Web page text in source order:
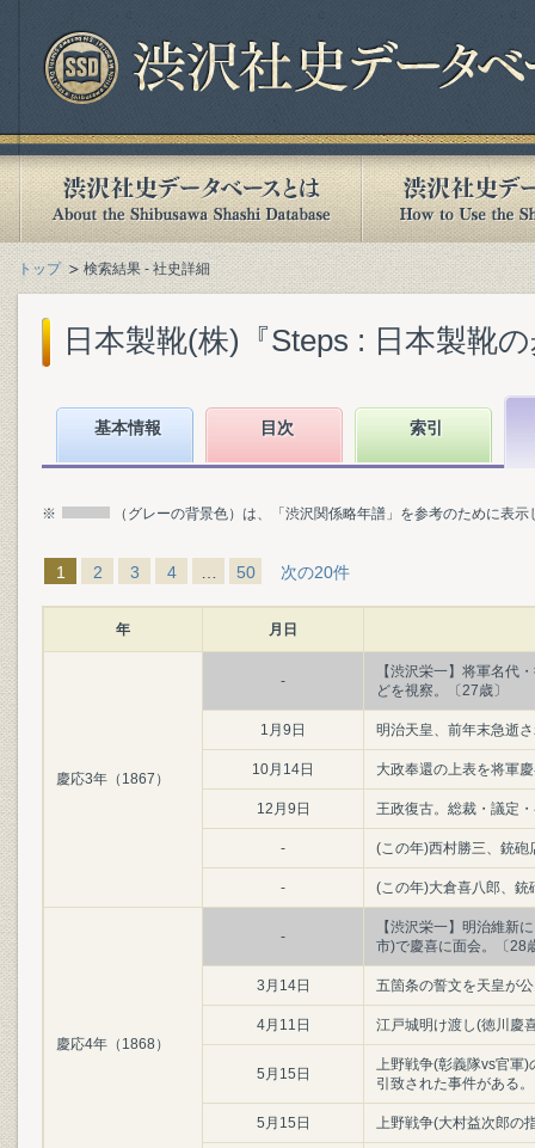
トップ 検索結果 - 社史詳細
日本製靴(株)『Steps : 日本製靴
基本情報 目次 索引
※ （グレーの背景色）は、「渋沢関係略年譜」を参考のために表
1 2 3 4 50 次の20件
年 月日
慶応3年（1867）
-
【渋沢栄一】将軍名代
どを視察。〔27歳〕
1月9日 明治天皇、前年末急逝
10月14日 大政奉還の上表を将軍
12月9日 王政復古。総裁・議定
- (この年)西村勝三、銃砲
- (この年)大倉喜八郎、銃
慶応4年（1868）
-
【渋沢栄一】明治維新
市)で慶喜に面会。〔28
3月14日 五箇条の誓文を天皇が
4月11日 江戸城明け渡し(徳川慶
5月15日
上野戦争(彰義隊vs官軍)
引致された事件がある。
5月15日 上野戦争(大村益次郎の